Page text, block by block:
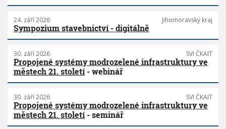
24. září 2026 Jihomoravský kraj
Sympozium stavebnictví - digitálně
30. září 2026 SVI ČKAIT
Propojené systémy modrozelené infrastruktury ve
městech 21. století- webinář
30. září 2026 SVI ČKAIT
Propojené systémy modrozelené infrastruktury ve
městech 21. století- seminář